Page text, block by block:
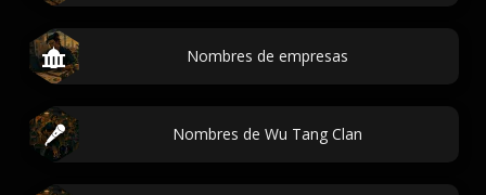
Nombres de empresas
Nombres de Wu Tang Clan